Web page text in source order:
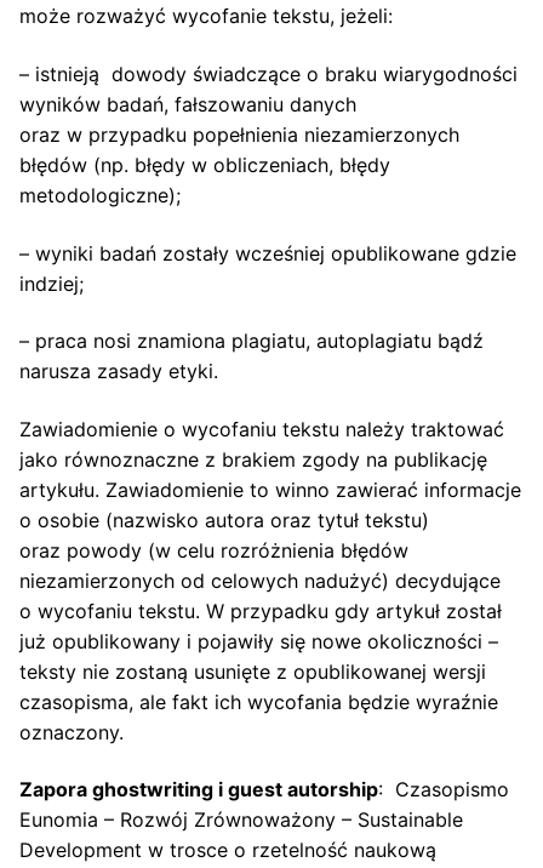
może rozważyć wycofanie tekstu, jeżeli:
– istnieją dowody świadczące o braku wiarygodności
wyników badań, fałszowaniu danych
oraz w przypadku popełnienia niezamierzonych
błędów (np. błędy w obliczeniach, błędy
metodologiczne);
– wyniki badań zostały wcześniej opublikowane gdzie
indziej;
– praca nosi znamiona plagiatu, autoplagiatu bądź
narusza zasady etyki.
Zawiadomienie o wycofaniu tekstu należy traktować
jako równoznaczne z brakiem zgody na publikację
artykułu. Zawiadomienie to winno zawierać informacje
o osobie (nazwisko autora oraz tytuł tekstu)
oraz powody (w celu rozróżnienia błędów
niezamierzonych od celowych nadużyć) decydujące
o wycofaniu tekstu. W przypadku gdy artykuł został
już opublikowany i pojawiły się nowe okoliczności –
teksty nie zostaną usunięte z opublikowanej wersji
czasopisma, ale fakt ich wycofania będzie wyraźnie
oznaczony.
Zapora ghostwriting i guest autorship: Czasopismo
Eunomia – Rozwój Zrównoważony – Sustainable
Development w trosce o rzetelność naukową